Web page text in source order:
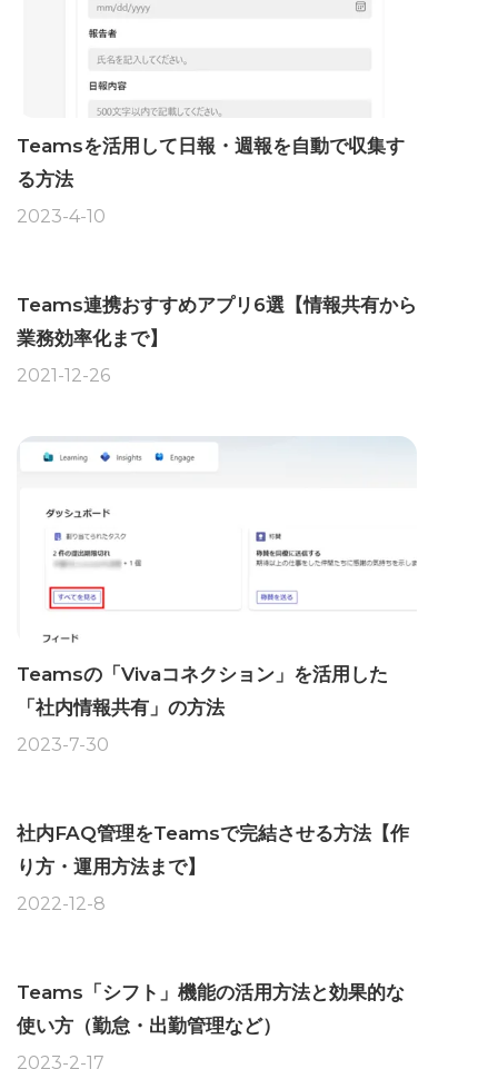
Teamsを活用して日報・週報を自動で収集す
る方法
2023-4-10
Teams連携おすすめアプリ6選【情報共有から
業務効率化まで】
2021-12-26
Teamsの「Vivaコネクション」を活用した
「社内情報共有」の方法
2023-7-30
社内FAQ管理をTeamsで完結させる方法【作
り方・運用方法まで】
2022-12-8
Teams「シフト」機能の活用方法と効果的な
使い方（勤怠・出勤管理など）
2023-2-17